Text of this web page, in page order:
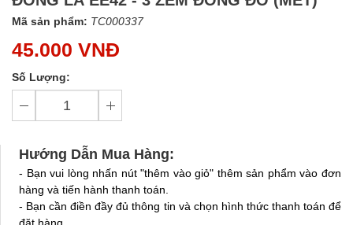
Mã sản phẩm: TC000337
45.000 VNĐ
Số Lượng:
Hướng Dẫn Mua Hàng:
- Bạn vui lòng nhấn nút "thêm vào giỏ" thêm sản phẩm vào đơn
hàng và tiến hành thanh toán.
- Bạn cần điền đầy đủ thông tin và chọn hình thức thanh toán để